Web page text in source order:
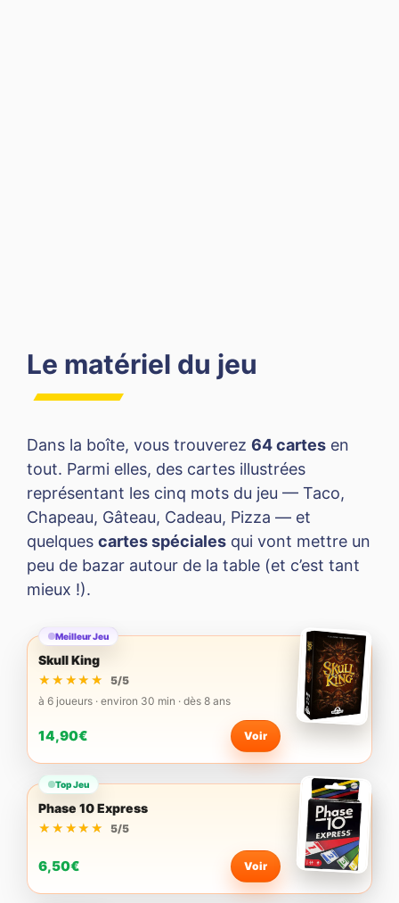
Le matériel du jeu
Dans la boîte, vous trouverez 64 cartes en
tout. Parmi elles, des cartes illustrées
représentant les cinq mots du jeu — Taco,
Chapeau, Gâteau, Cadeau, Pizza — et
quelques cartes spéciales qui vont mettre un
peu de bazar autour de la table (et c’est tant
mieux !).
Meilleur Jeu
Skull King
★★★★★
★★★★★
5/5
à 6 joueurs · environ 30 min · dès 8 ans
14,90€ Voir
Top Jeu
Phase 10 Express
★★★★★
★★★★★ 5/5
6,50€ Voir